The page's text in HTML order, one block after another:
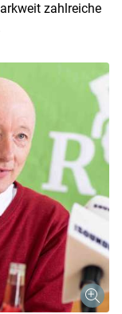
zahlreiche